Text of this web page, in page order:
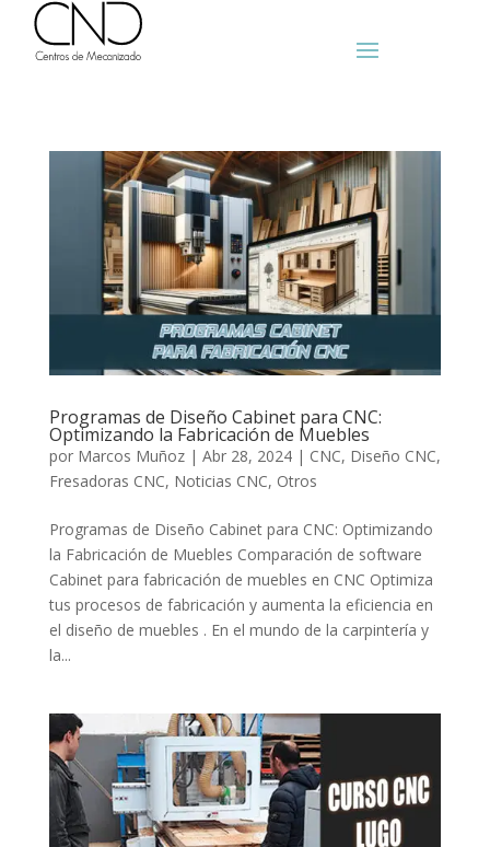
Programas de Diseño Cabinet para CNC:
Optimizando la Fabricación de Muebles
por Marcos Muñoz| Abr 28, 2024| CNC, Diseño CNC,
Fresadoras CNC, Noticias CNC, Otros
Programas de Diseño Cabinet para CNC: Optimizando
la Fabricación de Muebles Comparación de software
Cabinet para fabricación de muebles en CNC Optimiza
tus procesos de fabricación y aumenta la eficiencia en
el diseño de muebles . En el mundo de la carpintería y
la...